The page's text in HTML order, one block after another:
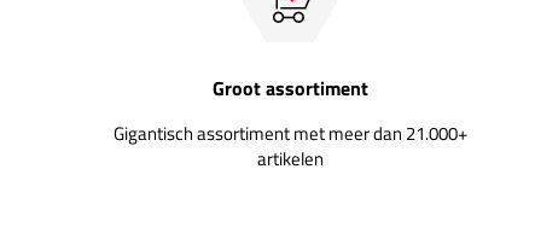
Groot assortiment
Gigantisch assortiment met meer dan 21.000+
artikelen